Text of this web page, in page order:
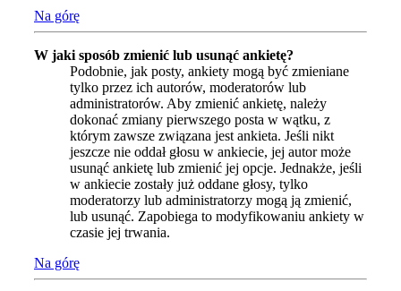
Na górę
W jaki sposób zmienić lub usunąć ankietę?
Podobnie, jak posty, ankiety mogą być zmieniane
tylko przez ich autorów, moderatorów lub
administratorów. Aby zmienić ankietę, należy
dokonać zmiany pierwszego posta w wątku, z
którym zawsze związana jest ankieta. Jeśli nikt
jeszcze nie oddał głosu w ankiecie, jej autor może
usunąć ankietę lub zmienić jej opcje. Jednakże, jeśli
w ankiecie zostały już oddane głosy, tylko
moderatorzy lub administratorzy mogą ją zmienić,
lub usunąć. Zapobiega to modyfikowaniu ankiety w
czasie jej trwania.
Na górę